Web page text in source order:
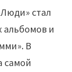
стал
альбомов и
В
самой